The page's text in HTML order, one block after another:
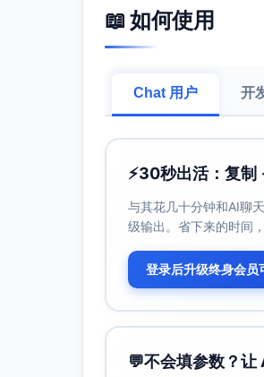
##优化后的日程安
06:00–06:30 晨跑
06:30–06:45 拉
06:45–07:00 当
07:00–07:20 邮件
理由：把邮件从60分
08:00–11:00 核心
周一/周三：Q1
协议：Slack/
📖 如何使用
Chat 用户 开
⚡30秒出活：复
与其花几十分钟和AI聊
级输出。省下来的时间
登录后升级终身会员
💬不会填参数？让